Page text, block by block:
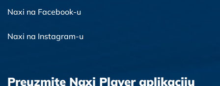
Naxi na Facebook-u
Naxi na Instagram-u
Preuzmite Naxi Player aplikaciju